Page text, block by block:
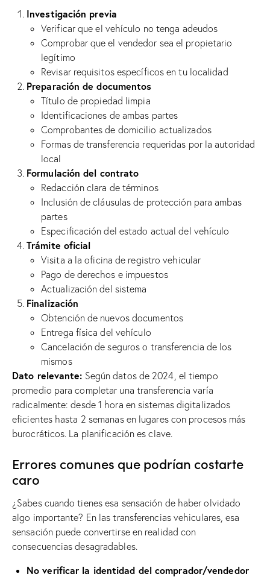
Investigación previa
Verificar que el vehículo no tenga adeudos
Comprobar que el vendedor sea el propietario
legítimo
Revisar requisitos específicos en tu localidad
Preparación de documentos
Título de propiedad limpia
Identificaciones de ambas partes
Comprobantes de domicilio actualizados
Formas de transferencia requeridas por la autoridad
local
Formulación del contrato
Redacción clara de términos
Inclusión de cláusulas de protección para ambas
partes
Especificación del estado actual del vehículo
Trámite oficial
Visita a la oficina de registro vehicular
Pago de derechos e impuestos
Actualización del sistema
Finalización
Obtención de nuevos documentos
Entrega física del vehículo
Cancelación de seguros o transferencia de los
mismos
Dato relevante: Según datos de 2024, el tiempo
promedio para completar una transferencia varía
radicalmente: desde 1 hora en sistemas digitalizados
eficientes hasta 2 semanas en lugares con procesos más
burocráticos. La planificación es clave.
Errores comunes que podrían costarte
caro
¿Sabes cuando tienes esa sensación de haber olvidado
algo importante? En las transferencias vehiculares, esa
sensación puede convertirse en realidad con
consecuencias desagradables.
No verificar la identidad del comprador/vendedor